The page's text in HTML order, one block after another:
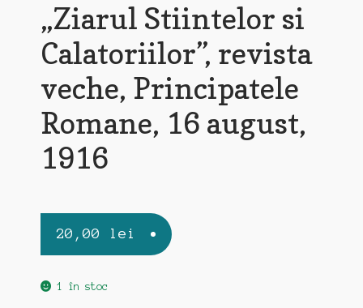
„Ziarul Stiintelor si
Calatoriilor”, revista
veche, Principatele
Romane, 16 august,
1916
20,00 lei
1 în stoc